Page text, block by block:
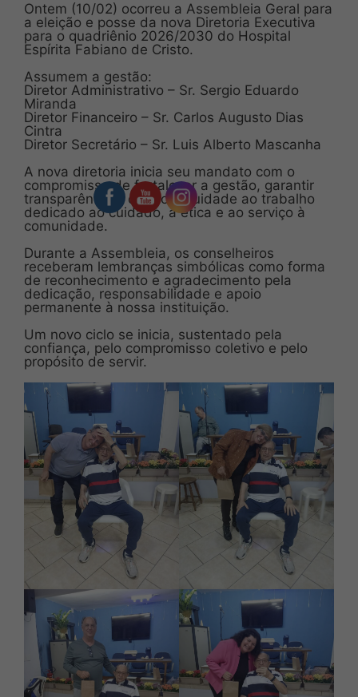
Ontem (10/02) ocorreu a Assembleia Geral para
a eleição e posse da nova Diretoria Executiva
para o quadriênio 2026/2030 do Hospital
Espírita Fabiano de Cristo.
Assumem a gestão:
Diretor Administrativo – Sr. Sergio Eduardo
Miranda
Diretor Financeiro – Sr. Carlos Augusto Dias
Cintra
Diretor Secretário – Sr. Luis Alberto Mascanha
A nova diretoria inicia seu mandato com o
compromisso de fortalecer a gestão, garantir
transparência e dar continuidade ao trabalho
dedicado ao cuidado, à ética e ao serviço à
comunidade.
Durante a Assembleia, os conselheiros
receberam lembranças simbólicas como forma
de reconhecimento e agradecimento pela
dedicação, responsabilidade e apoio
permanente à nossa instituição.
Um novo ciclo se inicia, sustentado pela
confiança, pelo compromisso coletivo e pelo
propósito de servir.